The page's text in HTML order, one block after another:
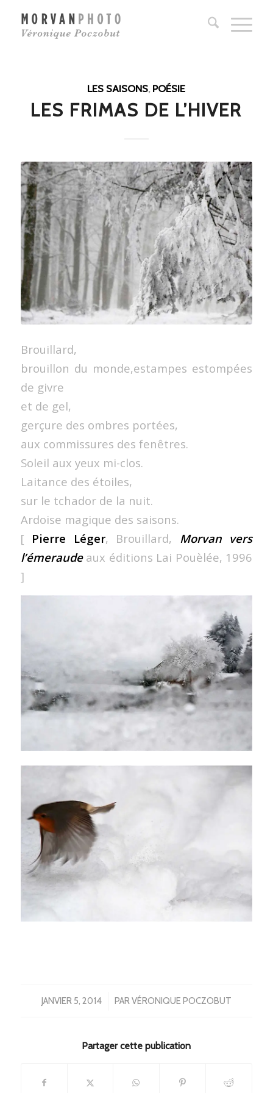
LES SAISONS, POÉSIE
LES FRIMAS DE L’HIVER
Brouillard,
brouillon du monde,estampes estompées
de givre
et de gel,
gerçure des ombres portées,
aux commissures des fenêtres.
Soleil aux yeux mi-clos.
Laitance des étoiles,
sur le tchador de la nuit.
Ardoise magique des saisons.
[ Pierre Léger, Brouillard, Morvan vers
l’émeraudeaux éditions Lai Pouèlée, 1996
]
JANVIER 5, 2014
/ PARVÉRONIQUE POCZOBUT
Partager cette publication